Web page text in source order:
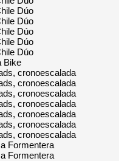
Dúo
Dúo
Dúo
Dúo
Dúo
Bike
cronoescalada
cronoescalada
cronoescalada
cronoescalada
cronoescalada
cronoescalada
cronoescalada
Formentera
Formentera